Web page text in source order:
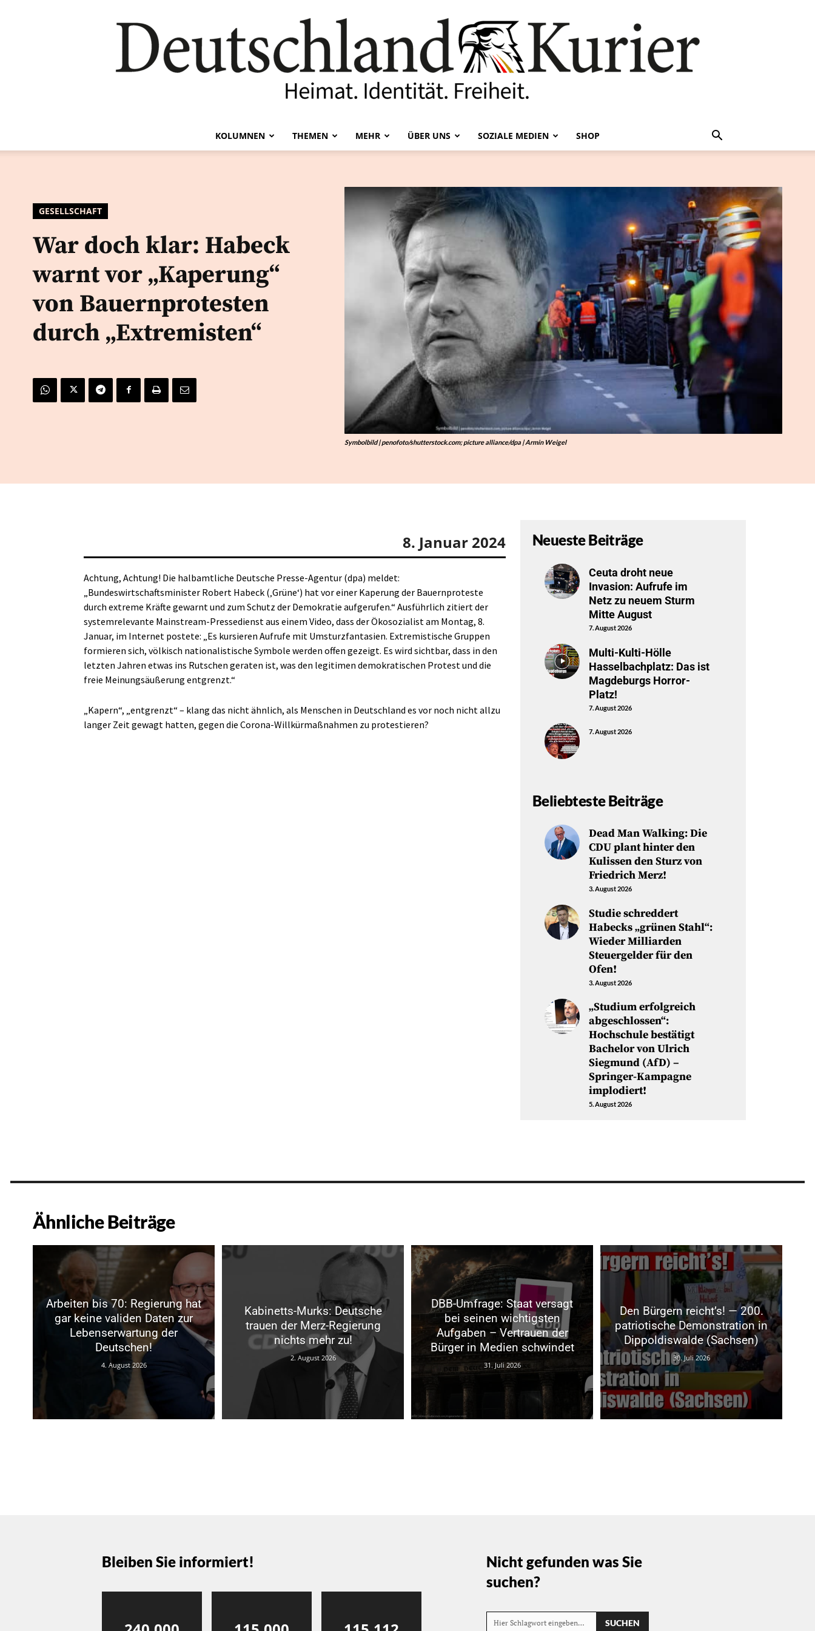
Kurier
KOLUMNEN THEMEN MEHR ÜBER UNS SOZIALE MEDIEN SHOP
GESELLSCHAFT
War doch klar: Habeck
warnt vor „Kaperung“
von Bauernprotesten
durch „Extremisten“
Symbolbild | penofoto/shutterstock.com; picture alliance/dpa | Armin Weigel
8. Januar 2024
Achtung, Achtung! Die halbamtliche Deutsche Presse-Agentur (dpa) meldet:
„Bundeswirtschaftsminister Robert Habeck (‚Grüne‘) hat vor einer Kaperung der Bauernproteste
durch extreme Kräfte gewarnt und zum Schutz der Demokratie aufgerufen.“ Ausführlich zitiert der
systemrelevante Mainstream-Pressedienst aus einem Video, dass der Ökosozialist am Montag, 8.
Januar, im Internet postete: „Es kursieren Aufrufe mit Umsturzfantasien. Extremistische Gruppen
formieren sich, völkisch nationalistische Symbole werden offen gezeigt. Es wird sichtbar, dass in den
letzten Jahren etwas ins Rutschen geraten ist, was den legitimen demokratischen Protest und die
freie Meinungsäußerung entgrenzt.“
„Kapern“, „entgrenzt“ – klang das nicht ähnlich, als Menschen in Deutschland es vor noch nicht allzu
langer Zeit gewagt hatten, gegen die Corona-Willkürmaßnahmen zu protestieren?
Neueste Beiträge
Ceuta droht neue
Invasion: Aufrufe im
Netz zu neuem Sturm
Mitte August
7. August 2026
Multi-Kulti-Hölle
Hasselbachplatz: Das ist
Magdeburgs Horror-
Platz!
7. August 2026
7. August 2026
Beliebteste Beiträge
Dead Man Walking: Die
CDU plant hinter den
Kulissen den Sturz von
Friedrich Merz!
3. August 2026
Studie schreddert
Habecks „grünen Stahl“:
Wieder Milliarden
Steuergelder für den
Ofen!
3. August 2026
„Studium erfolgreich
abgeschlossen“:
Hochschule bestätigt
Bachelor von Ulrich
Siegmund (AfD) –
Springer-Kampagne
implodiert!
5. August 2026
Ähnliche Beiträge
Arbeiten bis 70: Regierung hat
gar keine validen Daten zur
Lebenserwartung der
Deutschen!
4. August 2026
Kabinetts-Murks: Deutsche
trauen der Merz-Regierung
nichts mehr zu!
2. August 2026
DBB-Umfrage: Staat versagt
bei seinen wichtigsten
Aufgaben – Vertrauen der
Bürger in Medien schwindet
31. Juli 2026
Den Bürgern reicht’s! — 200.
patriotische Demonstration in
Dippoldiswalde (Sachsen)
30. Juli 2026
Bleiben Sie informiert!
Nicht gefunden was Sie
suchen?
Hier Schlagwort eingeben… SUCHEN